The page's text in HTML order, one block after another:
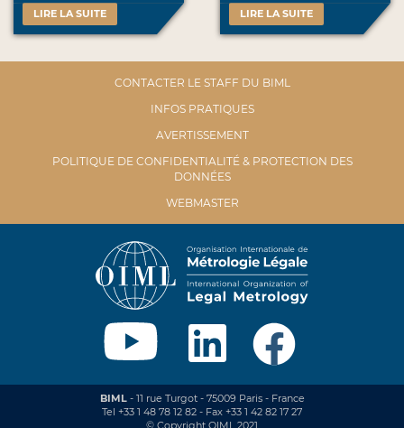
LIRE LA SUITE LIRE LA SUITE
CONTACTER LE STAFF DU BIML
INFOS PRATIQUES
AVERTISSEMENT
POLITIQUE DE CONFIDENTIALITÉ & PROTECTION DES
DONNÉES
WEBMASTER
BIML- 11 rue Turgot - 75009 Paris - France
Tel +33 1 48 78 12 82 - Fax +33 1 42 82 17 27
© Copyright OIML 2021